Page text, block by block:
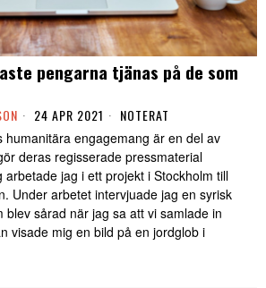
pengarna tjänas på de som
24 APR 2021 NOTERAT
humanitära engagemang är en del av
deras regisserade pressmaterial
arbetade jag i ett projekt i Stockholm till
Under arbetet intervjuade jag en syrisk
blev sårad när jag sa att vi samlade in
visade mig en bild på en jordglob i